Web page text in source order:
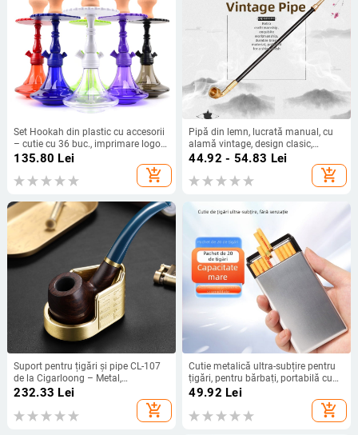
Set Hookah din plastic cu accesorii
– cutie cu 36 buc., imprimare logo
disponibilă, personalizare, Stil
135.80 Lei
add_shopping_cart
Pipă din lemn, lucrată manual, cu
alamă vintage, design clasic,
portabil
44.92 - 54.83 Lei
add_shopping_cart
Suport pentru țigări și pipe CL-107
de la Cigarloong – Metal,
minimalist
232.33 Lei
add_shopping_cart
Cutie metalică ultra-subțire pentru
țigări, pentru bărbați, portabilă cu
capac glisant, poate încăpea 20
49.92 Lei
add_shopping_cart